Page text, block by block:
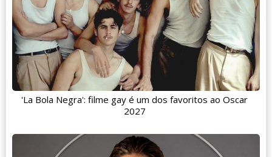
'La Bola Negra': filme gay é um dos favoritos ao Oscar
2027